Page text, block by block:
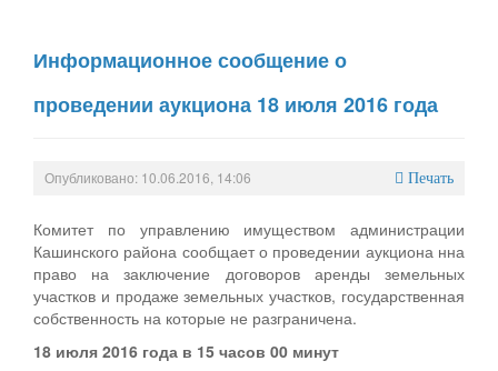
Информационное сообщение о
проведении аукциона 18 июля 2016 года
Опубликовано: 10.06.2016, 14:06 Печать
Комитет по управлению имуществом администрации
Кашинского района сообщает о проведении аукциона нна
право на заключение договоров аренды земельных
участков и продаже земельных участков, государственная
собственность на которые не разграничена.
18 июля 2016 года в 15 часов 00 минут